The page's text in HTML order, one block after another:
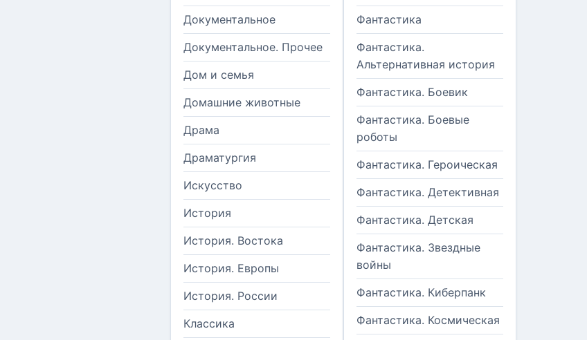
Документальное
Документальное. Прочее
Дом и семья
Домашние животные
Драма
Драматургия
Искусство
История
История. Востока
История. Европы
История. России
Классика
Фантастика
Фантастика.
Альтернативная история
Фантастика. Боевик
Фантастика. Боевые
роботы
Фантастика. Героическая
Фантастика. Детективная
Фантастика. Детская
Фантастика. Звездные
войны
Фантастика. Киберпанк
Фантастика. Космическая